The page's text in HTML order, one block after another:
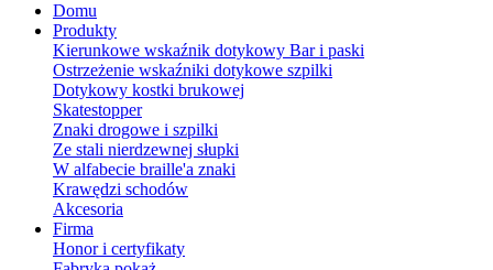
Domu
Produkty
Kierunkowe wskaźnik dotykowy Bar i paski
Ostrzeżenie wskaźniki dotykowe szpilki
Dotykowy kostki brukowej
Skatestopper
Znaki drogowe i szpilki
Ze stali nierdzewnej słupki
W alfabecie braille'a znaki
Krawędzi schodów
Akcesoria
Firma
Honor i certyfikaty